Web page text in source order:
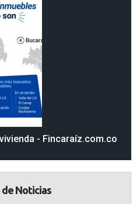
- Fincaraíz.com.co
Noticias